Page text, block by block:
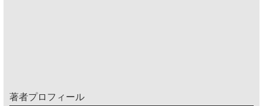
著者プロフィール